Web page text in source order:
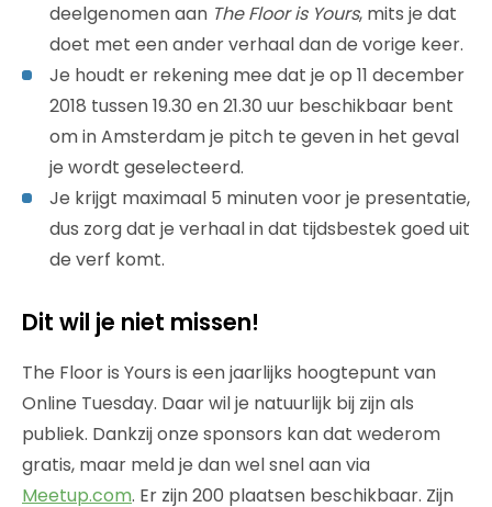
deelgenomen aan The Floor is Yours, mits je dat
doet met een ander verhaal dan de vorige keer.
Je houdt er rekening mee dat je op 11 december
2018 tussen 19.30 en 21.30 uur beschikbaar bent
om in Amsterdam je pitch te geven in het geval
je wordt geselecteerd.
Je krijgt maximaal 5 minuten voor je presentatie,
dus zorg dat je verhaal in dat tijdsbestek goed uit
de verf komt.
Dit wil je niet missen!
The Floor is Yours is een jaarlijks hoogtepunt van
Online Tuesday. Daar wil je natuurlijk bij zijn als
publiek. Dankzij onze sponsors kan dat wederom
gratis, maar meld je dan wel snel aan via
Meetup.com. Er zijn 200 plaatsen beschikbaar. Zijn